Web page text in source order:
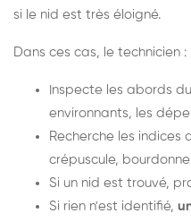
si le nid est très éloigné.
Dans ces cas, le technicien :
Inspecte les abords
environnants, les
Recherche les
crépuscule,
Si un nid est trouvé,
Si rien n'est identifié,